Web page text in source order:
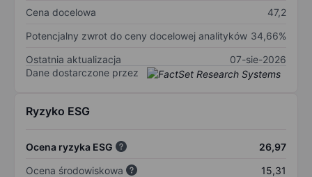
Cena docelowa
47,2
Potencjalny zwrot do ceny docelowej analityków 34,66%
Ostatnia aktualizacja
07-sie-2026
Dane dostarczone przez
Ryzyko ESG
Ocena ryzyka ESG
26,97
Ocena środowiskowa
15,31